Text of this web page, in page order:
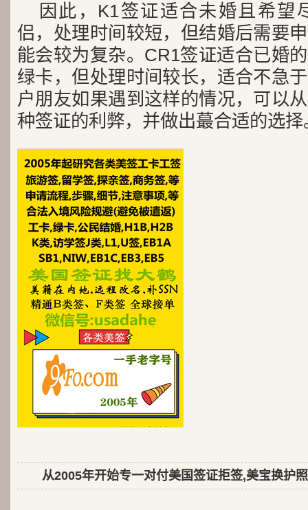
因此，K1签证适合未婚且希望
侣，处理时间较短，但结婚后需要
能会较为复杂。CR1签证适合已婚
绿卡，但处理时间较长，适合不急
户朋友如果遇到这样的情况，可以
种签证的利弊，并做出蕞合适的选择
从2005年开始专一对付美国签证拒签,美宝换护